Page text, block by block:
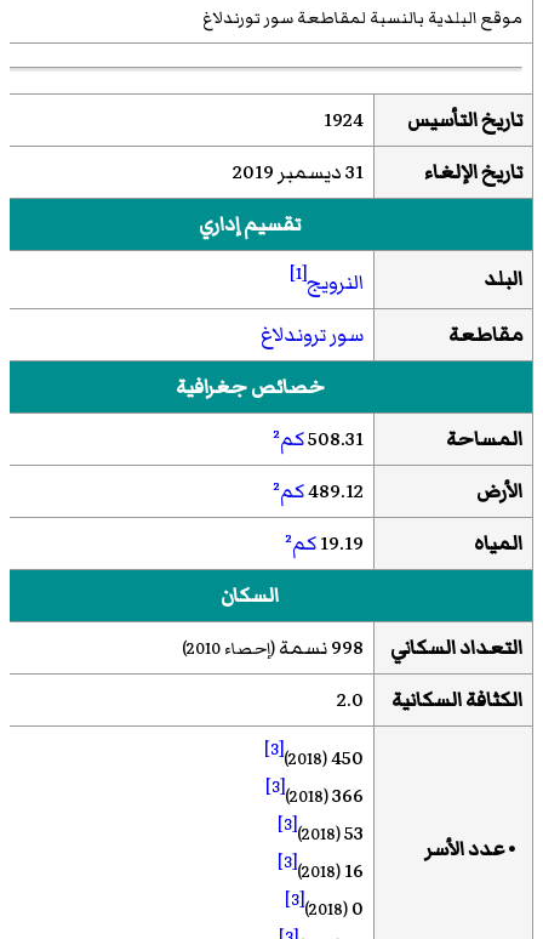
موقع البلدية بالنسبة لمقاطعة سور تورندلاغ
تاريخ التأسيس
1924
تاريخ الإلغاء
31 ديسمبر 2019
تقسيم إداري
البلد
النرويج[1]
مقاطعة
سور تروندلاغ
خصائص جغرافية
المساحة
508.31كم²
الأرض
489.12كم²
المياه
19.19كم²
السكان
التعداد السكاني
998 نسمة (إحصاء 2010)
الكثافة السكانية 2.0
• عدد الأسر
450
(2018)
[3]
366
(2018)
[3]
53
(2018)
[3]
16
(2018)
[3]
0
(2018)
[3]